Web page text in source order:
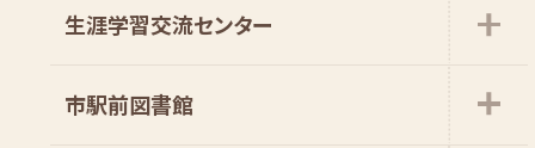
生涯学習交流センター
市駅前図書館